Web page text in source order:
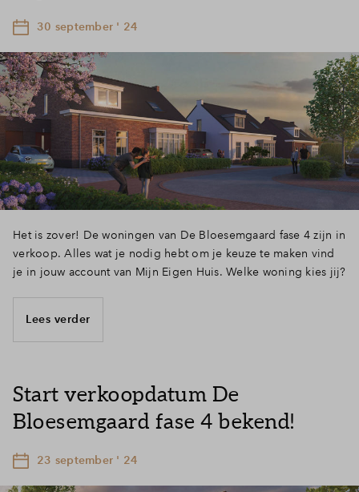
30 september ' 24
Het is zover! De woningen van De Bloesemgaard fase 4 zijn in
verkoop. Alles wat je nodig hebt om je keuze te maken vind
je in jouw account van Mijn Eigen Huis. Welke woning kies jij?
Lees verder
Start verkoopdatum De
Bloesemgaard fase 4 bekend!
23 september ' 24